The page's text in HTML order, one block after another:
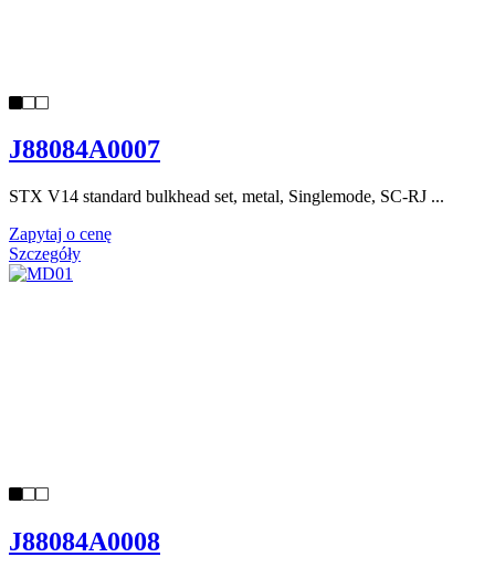
J88084A0007
STX V14 standard bulkhead set, metal, Singlemode, SC-RJ ...
Zapytaj o cenę
Szczegóły
J88084A0008